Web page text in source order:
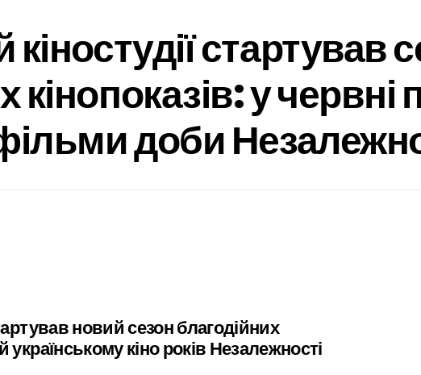
стартував
кінопоказів: у
доби
новий сезон благодійних
українському кіно років Незалежності